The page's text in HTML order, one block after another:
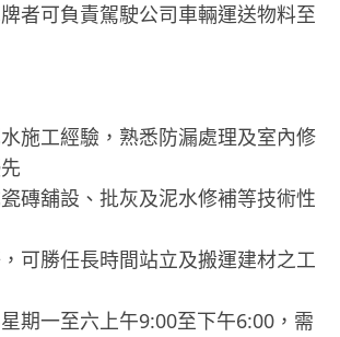
者可負責駕駛公司車輛運送物料至
施工經驗，熟悉防漏處理及室內修
磚舖設、批灰及泥水修補等技術性
可勝任長時間站立及搬運建材之工
期一至六上午9:00至下午6:00，需